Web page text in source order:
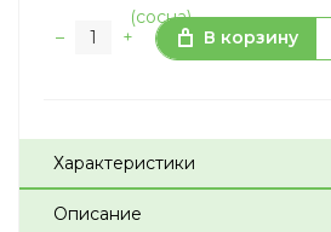
– + В корзину
Характеристики
Описание